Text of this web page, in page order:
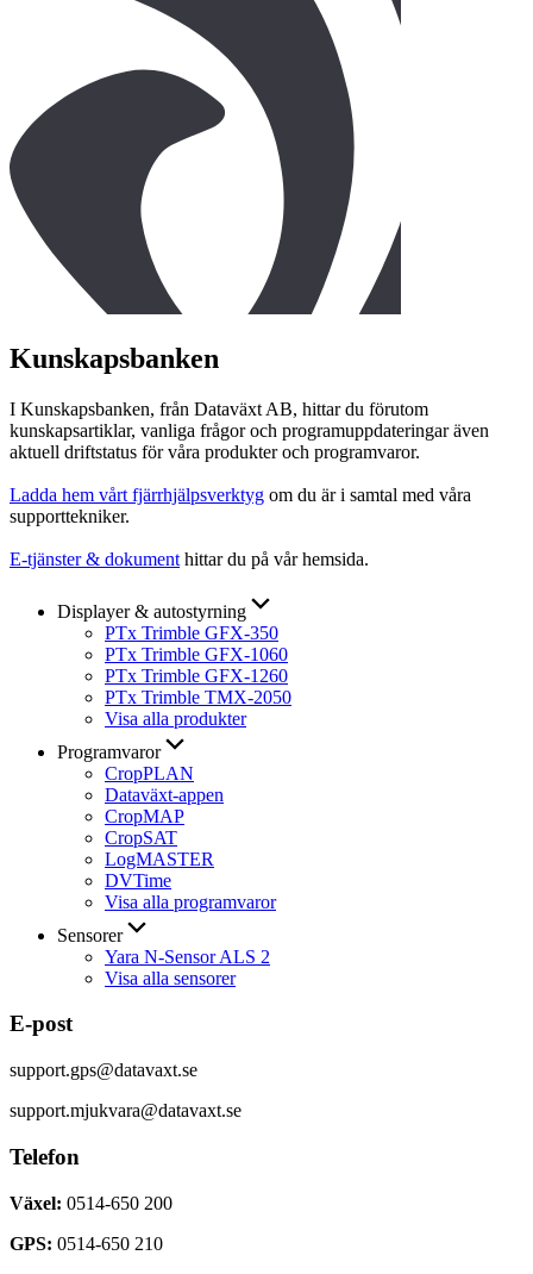
Kunskapsbanken
I Kunskapsbanken, från Dataväxt AB, hittar du förutom
kunskapsartiklar, vanliga frågor och programuppdateringar även
aktuell driftstatus för våra produkter och programvaror.
Ladda hem vårt fjärrhjälpsverktyg om du är i samtal med våra
supporttekniker.
E-tjänster & dokument hittar du på vår hemsida.
Displayer & autostyrning
PTx Trimble GFX-350
PTx Trimble GFX-1060
PTx Trimble GFX-1260
PTx Trimble TMX-2050
Visa alla produkter
Programvaror
CropPLAN
Dataväxt-appen
CropMAP
CropSAT
LogMASTER
DVTime
Visa alla programvaror
Sensorer
Yara N-Sensor ALS 2
Visa alla sensorer
E-post
support.gps@datavaxt.se
support.mjukvara@datavaxt.se
Telefon
Växel: 0514-650 200
GPS: 0514-650 210